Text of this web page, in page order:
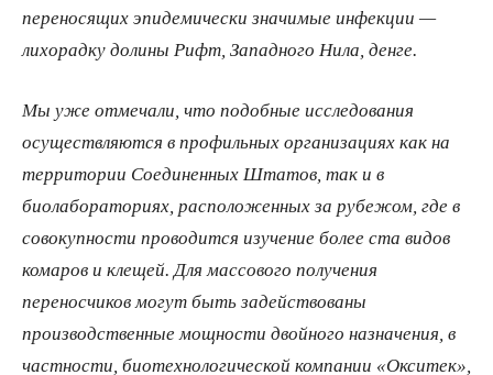
переносящих эпидемически значимые инфекции —
лихорадку долины Рифт, Западного Нила, денге.
Мы уже отмечали, что подобные исследования
осуществляются в профильных организациях как на
территории Соединенных Штатов, так и в
биолабораториях, расположенных за рубежом, где в
совокупности проводится изучение более ста видов
комаров и клещей. Для массового получения
переносчиков могут быть задействованы
производственные мощности двойного назначения, в
частности, биотехнологической компании «Окситек»,